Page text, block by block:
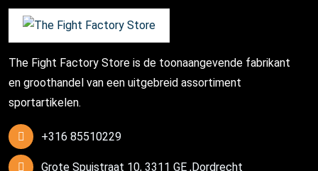
The Fight Factory Store is de toonaangevende fabrikant
en groothandel van een uitgebreid assortiment
sportartikelen.
+316 85510229
Grote Spuistraat 10, 3311 GE ,Dordrecht